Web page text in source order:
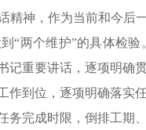
，作为当前和今后
“两个维护”的具体检
重要讲话，逐项明
到位，逐项明确落
完成时限，倒排工